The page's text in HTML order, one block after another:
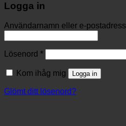
Logga in
Användarnamn eller e-postadress
Lösenord *
Kom ihåg mig Logga in
Glömt ditt lösenord?